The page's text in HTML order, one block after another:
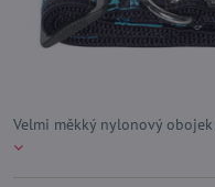
Velmi měkký nylonový